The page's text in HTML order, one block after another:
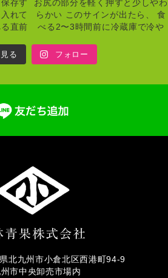
る フォロー
北九州市小倉北区西港町94-9
市中央卸売市場内